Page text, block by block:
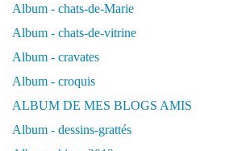
Album - chats-de-Marie
Album - chats-de-vitrine
Album - cravates
Album - croquis
ALBUM DE MES BLOGS AMIS
Album - dessins-grattés